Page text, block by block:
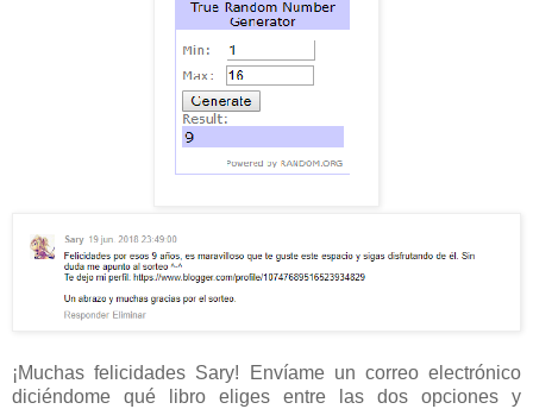
¡Muchas felicidades Sary! Envíame un correo electrónico
diciéndome qué libro eliges entre las dos opciones y